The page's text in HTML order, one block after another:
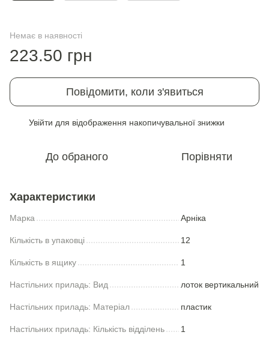
Немає в наявності
223.50 грн
Повідомити, коли з'явиться
Увійти для відображення накопичувальної знижки
До обраного Порівняти
Характеристики
Марка Арніка
Кількість в упаковці 12
Кількість в ящику 1
Настільних приладь: Вид лоток вертикальний
Настільних приладь: Матеріал пластик
Настільних приладь: Кількість відділень 1